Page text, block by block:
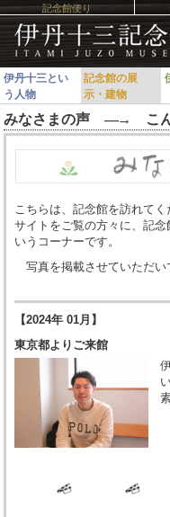
記念館便り
伊丹十三とい
う人物
記念館の展
示・建物
みなさまの声 ―→ こ
こちらは、記念館を訪れて
サイトをご覧の方々に、記
いうコーナーです。
写真を掲載させていただ
【2024年 01月】
東京都よりご来館